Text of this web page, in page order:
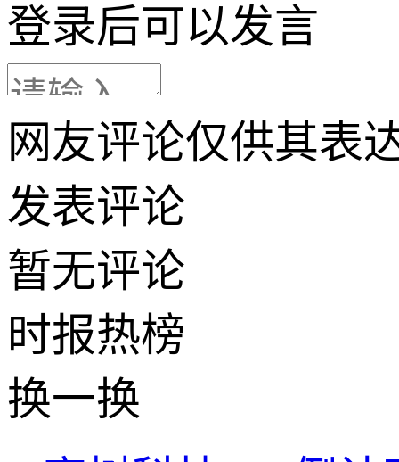
登录后可以发言
网友评论仅供其表
发表评论
暂无评论
时报热榜
换一换